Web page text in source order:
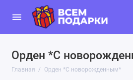
Орден *С
Главная Орден *С новорожденным*